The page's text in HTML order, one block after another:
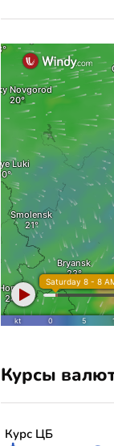
Курсы
Курс ЦБ